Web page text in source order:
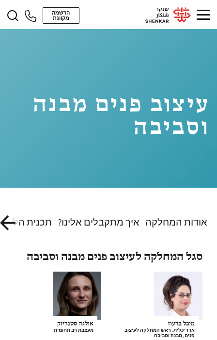
הרשמה
מקוונת
עיצוב פנים מבנה
וסביבה
אודות המחלקה איך מתקבלים אלינו? תכנית
סגל המחלקה לעיצוב פנים מבנה וסביבה
מיכל ברעוז
אדריכלית. ראש המחלקה לעיצוב
פנים, מבנה וסביבה
אולגה סטנדיוק
מעצבת רב תחומית